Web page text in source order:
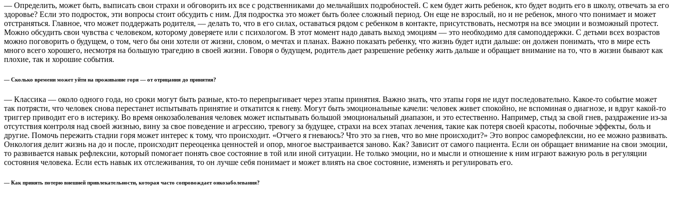
— Определить, может быть, выписать свои страхи и обговорить их все с родственниками до мельчайших подробностей. С кем будет жить ребенок, кто будет водить его в школу, отвечать за его
здоровье? Если это подросток, эти вопросы стоит обсудить с ним. Для подростка это может быть более сложный период. Он еще не взрослый, но и не ребенок, много что понимает и может
отстраняться. Главное, что может поддержать родителя, — делать то, что в его силах, оставаться рядом с ребенком в контакте, присутствовать, несмотря на все эмоции и возможный протест.
Можно обсудить свои чувства с человеком, которому доверяете или с психологом. В этот момент надо давать выход эмоциям — это необходимо для самоподдержки. С детьми всех возрастов
можно поговорить о будущем, о том, чего бы они хотели от жизни, словом, о мечтах и планах. Важно показать ребенку, что жизнь будет идти дальше: он должен понимать, что в мире есть
много всего хорошего, несмотря на большую трагедию в своей жизни. Говоря о будущем, родитель дает разрешение ребенку жить дальше и обращает внимание на то, что в жизни бывают как
плохие, так и хорошие события.
— Сколько времени может уйти на проживание горя — от отрицания до принятия?
— Классика — около одного года, но сроки могут быть разные, кто-то перепрыгивает через этапы принятия. Важно знать, что этапы горя не идут последовательно. Какое-то событие может
так потрясти, что человек снова перестанет испытывать принятие и откатится к гневу. Могут быть эмоциональные качели: человек живет спокойно, не вспоминая о диагнозе, и вдруг какой-то
триггер приводит его в истерику. Во время онкозаболевания человек может испытывать большой эмоциональный диапазон, и это естественно. Например, стыд за свой гнев, раздражение из-за
отсутствия контроля над своей жизнью, вину за свое поведение и агрессию, тревогу за будущее, страхи на всех этапах лечения, такие как потеря своей красоты, побочные эффекты, боль и
другие. Помочь пережить стадии горя может интерес к тому, что происходит. «Отчего я гневаюсь? Что это за гнев, что во мне происходит?» Это вопрос саморефлексии, но ее можно развивать.
Онкология делит жизнь на до и после, происходит переоценка ценностей и опор, многое выстраивается заново. Как? Зависит от самого пациента. Если он обращает внимание на свои эмоции,
то развивается навык рефлексии, который помогает понять свое состояние в той или иной ситуации. Не только эмоции, но и мысли и отношение к ним играют важную роль в регуляции
состояния человека. Если есть навык их отслеживания, то он лучше себя понимает и может влиять на свое состояние, изменять и регулировать его.
— Как принять потерю внешней привлекательности, которая часто сопровождает онкозаболевания?